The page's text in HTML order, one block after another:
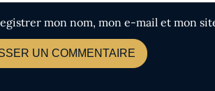
mon nom, mon e-mail et mon